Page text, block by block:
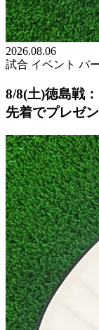
2026.08.06
試合 イベント パ
8/8(土)徳島戦
先着でプレゼン